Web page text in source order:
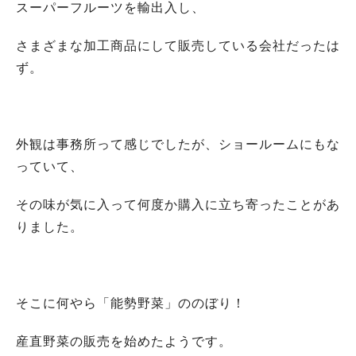
スーパーフルーツを輸出入し、
さまざまな加工商品にして販売している会社だったは
ず。
外観は事務所って感じでしたが、ショールームにもな
っていて、
その味が気に入って何度か購入に立ち寄ったことがあ
りました。
そこに何やら「能勢野菜」ののぼり！
産直野菜の販売を始めたようです。